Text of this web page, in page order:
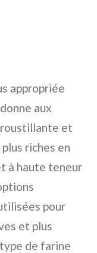
appropriée
aux
et
riches en
à haute teneur
pour
et plus
de farine